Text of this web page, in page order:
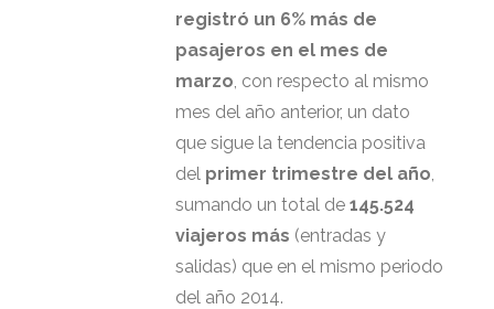
registró un 6% más de
pasajeros en el mes de
marzo, con respecto al mismo
mes del año anterior, un dato
que sigue la tendencia positiva
del primer trimestre del año,
sumando un total de 145.524
viajeros más (entradas y
salidas) que en el mismo periodo
del año 2014.